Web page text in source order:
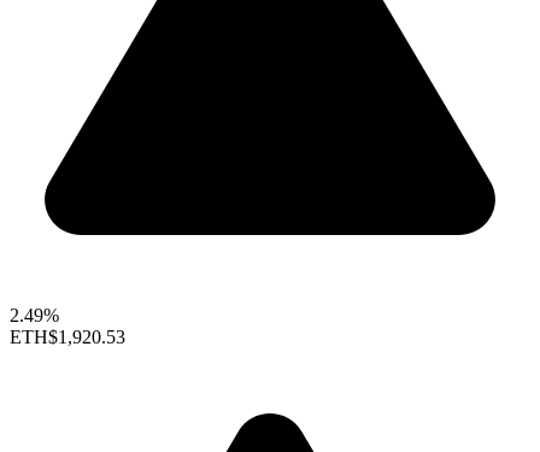
2.49%
ETH$1,920.53